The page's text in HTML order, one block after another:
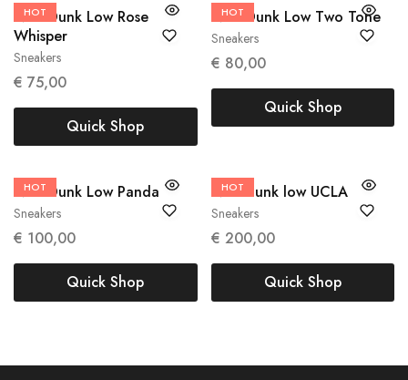
HOT
Sneakers
Nike Dunk Low Rose
Whisper
€ 75,00
Quick Shop
HOT
Sneakers
Nike Dunk Low Two Tone
€ 80,00
38 38.5
Quick Shop
HOT
Sneakers
Nike Dunk Low Panda
€ 100,00
47
Quick Shop
HOT
Sneakers
Nike dunk low UCLA
€ 200,00
40
Quick Shop